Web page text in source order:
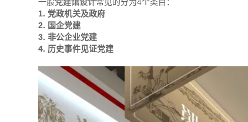
1. 党政机关及政府
2. 国企党建
3. 非公企业党建
4. 历史事件见证党建